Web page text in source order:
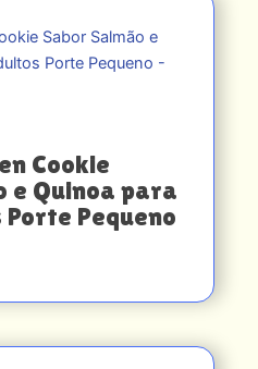
Cookie
e Quinoa para
Pequeno